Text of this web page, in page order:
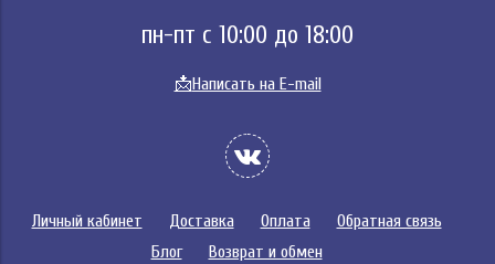
пн-пт с 10:00 до 18:00
📩Написать на E-mail
Личный кабинет Доставка Оплата
Обратная связь
Блог
Возврат и обмен